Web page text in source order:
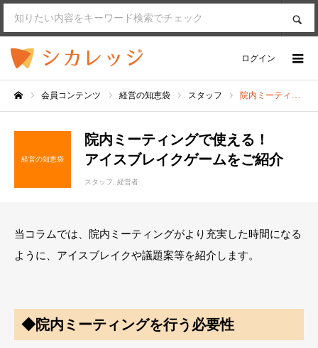
ログイン
SEARCH
検索
会員コンテンツ 経営の知恵袋 スタッフ 院内ミーティングで使える！アイスブレイクゲームをご紹介
経営の知恵袋
院内ミーティングで使える！
アイスブレイクゲームをご紹介
スタッフ 経営者
当コラムでは、院内ミーティングがより充実した時間になる
ように、アイスブレイクや議題案等を紹介します。
◆院内ミーティングを行う必要性